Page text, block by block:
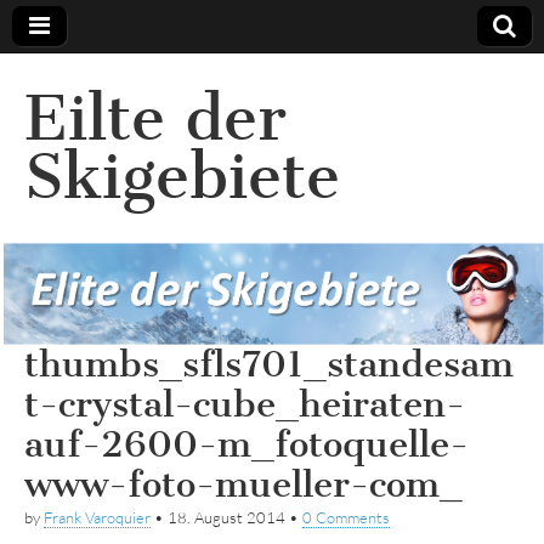
Eilte der
Skigebiete
thumbs_sfls701_standesam
t-crystal-cube_heiraten-
auf-2600-m_fotoquelle-
www-foto-mueller-com_
by Frank Varoquier • 18. August 2014 • 0 Comments